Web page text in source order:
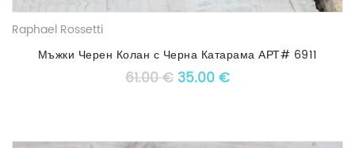
Raphael Rossetti
Мъжки Черен Колан с Черна Катарама АРТ# 6911
61.00€ Original price was: 61.00 €.
35.00€Текущата цена е: